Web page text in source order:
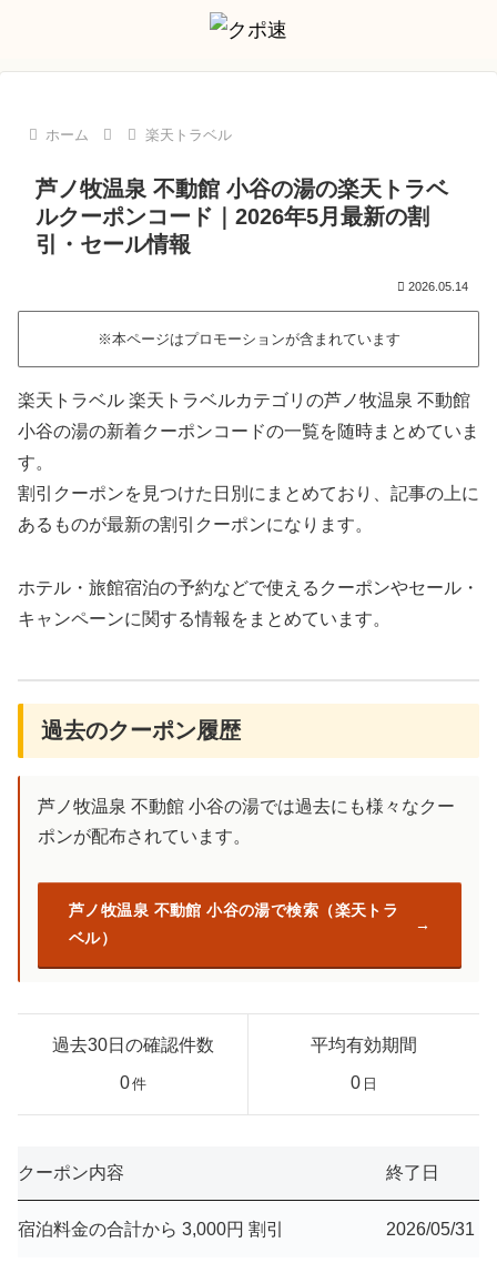
ホーム 楽天トラベル
芦ノ牧温泉 不動館 小谷の湯の楽天トラベ
ルクーポンコード｜2026年5月最新の割
引・セール情報
2026.05.14
※本ページはプロモーションが含まれています
楽天トラベル 楽天トラベルカテゴリの芦ノ牧温泉 不動館
小谷の湯の新着クーポンコードの一覧を随時まとめていま
す。
割引クーポンを見つけた日別にまとめており、記事の上に
あるものが最新の割引クーポンになります。
ホテル・旅館宿泊の予約などで使えるクーポンやセール・
キャンペーンに関する情報をまとめています。
過去のクーポン履歴
芦ノ牧温泉 不動館 小谷の湯では過去にも様々なクー
ポンが配布されています。
芦ノ牧温泉 不動館 小谷の湯で検索（楽天トラ
ベル）
過去30日の確認件数
0件
平均有効期間
0 日
クーポン内容 終了日
宿泊料金の合計から 3,000円 割引 2026/05/31